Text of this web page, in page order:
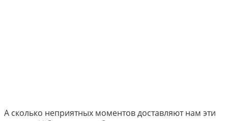
А сколько неприятных моментов доставляют нам эти